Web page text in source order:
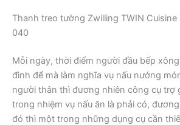
Thanh treo tường Zwilling TWIN
040
Mỗi ngày, thời điểm người đầu bếp
đình để mà làm nghĩa vụ nấu nướng
người thân thì đương nhiên công cụ trợ
trong nhiệm vụ nấu ăn là phải có,
đó thì một trong những dụng cụ cần